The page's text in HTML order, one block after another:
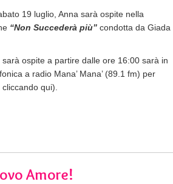
19 luglio, Anna sarà ospite nella
“Non Succederà più” condotta da Giada
sarà ospite a partire dalle ore 16:00 sarà in
a radio Mana’ Mana’ (89.1 fm) per
qui).
Amore!